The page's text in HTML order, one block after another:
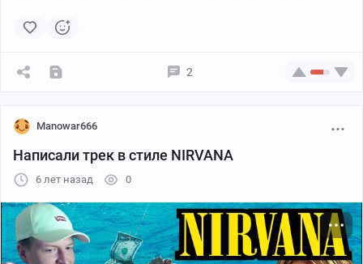
2
Manowar666
Написали трек в стиле NIRVANA
6 лет назад 0